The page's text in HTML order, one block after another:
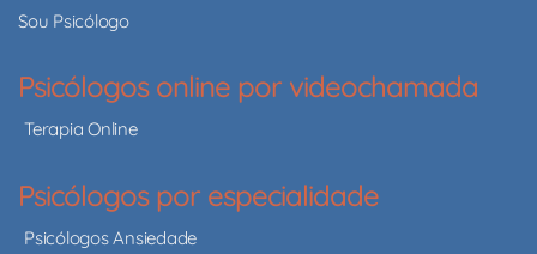
Sou Psicólogo
Psicólogos online por videochamada
Terapia Online
Psicólogos por especialidade
Psicólogos Ansiedade